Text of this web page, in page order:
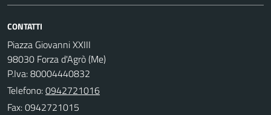
CONTATTI
Piazza Giovanni XXIII
98030 Forza d'Agrò (Me)
P.Iva: 80004440832
Telefono:0942721016
Fax: 0942721015